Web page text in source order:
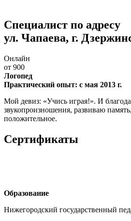
Специалист по адресу
ул. Чапаева, г.
Онлайн
от 900
Логопед
Практический опыт: с мая 2013 г.
Мой девиз: «Учись играя!». И
звукопроизношения, развиваю
положительное.
Сертификаты
Образование
Нижегородский государственный